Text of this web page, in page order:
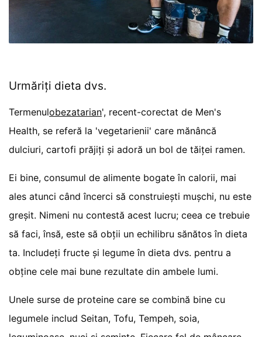
Urmăriți dieta dvs.
Termenulobezatarian', recent-corectat de Men's
Health, se referă la 'vegetarienii' care mănâncă
dulciuri, cartofi prăjiți și adoră un bol de tăiței ramen.
Ei bine, consumul de alimente bogate în calorii, mai
ales atunci când încerci să construiești mușchi, nu este
greșit. Nimeni nu contestă acest lucru; ceea ce trebuie
să faci, însă, este să obții un echilibru sănătos în dieta
ta. Includeți fructe și legume în dieta dvs. pentru a
obține cele mai bune rezultate din ambele lumi.
Unele surse de proteine care se combină bine cu
legumele includ Seitan, Tofu, Tempeh, soia,